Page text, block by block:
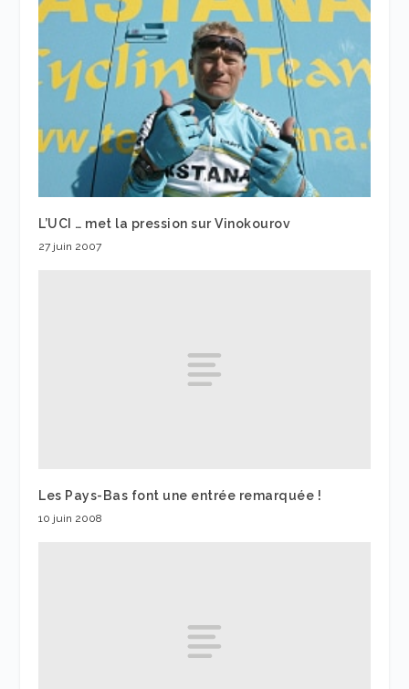
L’UCI … met la pression sur Vinokourov
27 juin 2007
Les Pays-Bas font une entrée remarquée !
10 juin 2008